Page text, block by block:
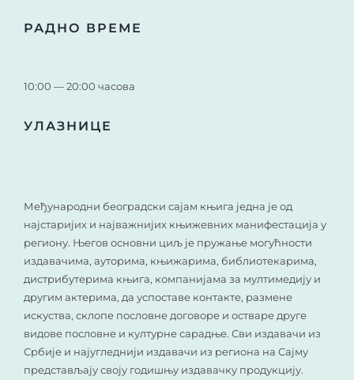
РАДНО ВРЕМЕ
10:00 — 20:00 часова
УЛАЗНИЦЕ
Међународни београдски сајам књига једна је од
најстаријих и најважнијих књижевних манифестација у
региону. Његов основни циљ је пружање могућности
издавачима, ауторима, књижарима, библиотекарима,
дистрибутерима књига, компанијама за мултимедију и
другим актерима, да успоставе контакте, размене
искуства, склопе пословне договоре и остваре друге
видове пословне и културне сарадње. Сви издавачи из
Србије и најугледнији издавачи из региона на Сајму
представљају своју годишњу издавачку продукцију.